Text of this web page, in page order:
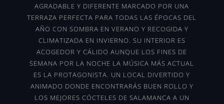
AGRADABLE Y DIFERENTE MARCADO POR UNA
TERRAZA PERFECTA PARA TODAS LAS ÉPOCAS DEL
AÑO CON SOMBRA EN VERANO Y RECOGIDA Y
CLIMATIZADA EN INVIERNO. SU INTERIOR ES
ACOGEDOR Y CÁLIDO AUNQUE LOS FINES DE
SEMANA POR LA NOCHE LA MÚSICA MÁS ACTUAL
ES LA PROTAGONISTA. UN LOCAL DIVERTIDO Y
ANIMADO DONDE ENCONTRARÁS BUEN ROLLO Y
LOS MEJORES CÓCTELES DE SALAMANCA A UN